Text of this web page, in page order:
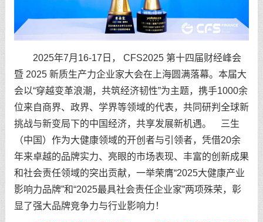
2025年7月16-17日， CFS2025 第十四届财经峰会
暨 2025 新质生产力企业家大会在上海圆满落幕。本届大
会以“穿越变革浪潮，共筑经济韧性”为主题，携手1000余
位来自商界、政界、学界等领域的代表，共同研判全球新
挑战与新变局下的中国经济，共享发展新机遇。 三生
（中国）作为大健康领域的开创者与引领者，凭借20余
年来卓越的品牌实力、亮眼的市场表现、丰富的创新成果
和社会责任领域的突出贡献，一举荣膺“2025大健康产业
影响力品牌”和“2025最具社会责任企业家”两项殊荣，彰
显了强大品牌竞争力与行业影响力！